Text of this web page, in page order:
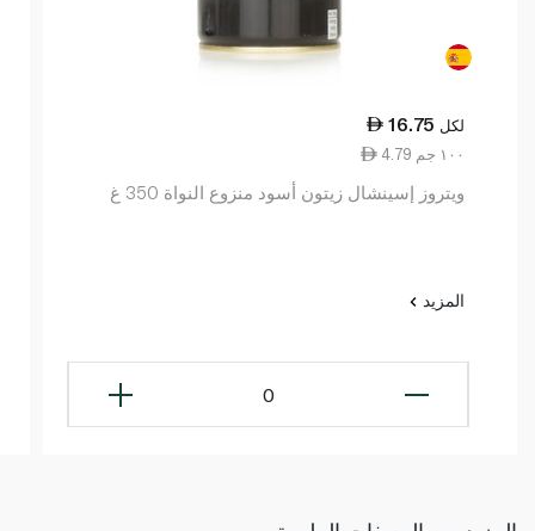
16.75 لكل
4.79 ١٠٠ جم
ويتروز إسينشال زيتون أسود منزوع النواة 350 غ
المزيد
0